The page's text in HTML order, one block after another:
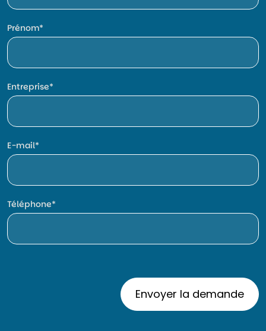
Prénom
Entreprise
E-mail
Téléphone